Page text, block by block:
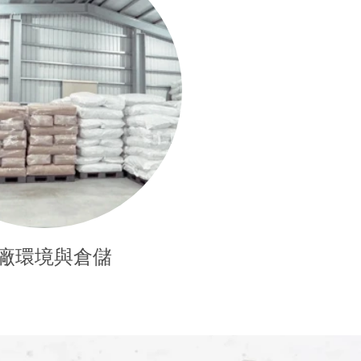
環境與倉儲